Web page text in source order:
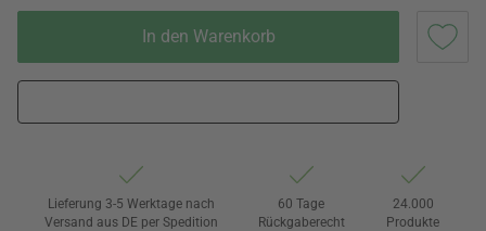
In den Warenkorb
Lieferung 3-5 Werktage nach
Versand aus DE per Spedition
60 Tage
Rückgaberecht
24.000
Produkte